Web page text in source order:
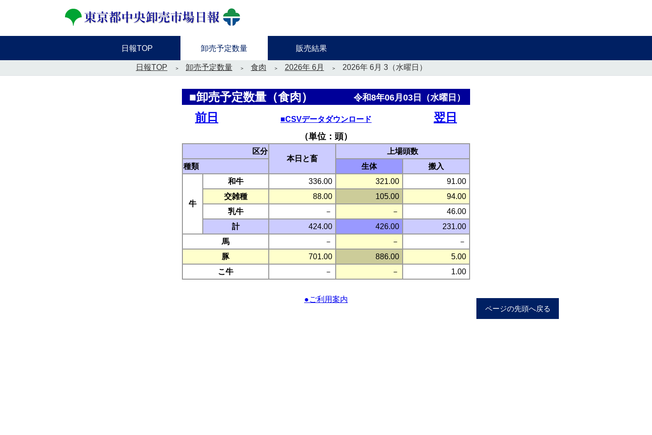
日報TOP 卸売予定数量 販売結果
日報TOP 卸売予定数量 食肉 2026年 6月 2026年 6月 3（水曜日）
■卸売予定数量（食肉） 令和8年06月03日（水曜日）
前日 ■CSVデータダウンロード 翌日
（単位：頭）
区分
本日と畜
上場頭数
種類
生体 搬入
牛
和牛 336.00 321.00
91.00
交雑種
88.00 105.00
94.00
乳牛
－ －
46.00
計
424.00 426.00
231.00
馬
－ －
－
豚
701.00 886.00
5.00
こ牛
－ － 1.00
●ご利用案内
ページの先頭へ戻る